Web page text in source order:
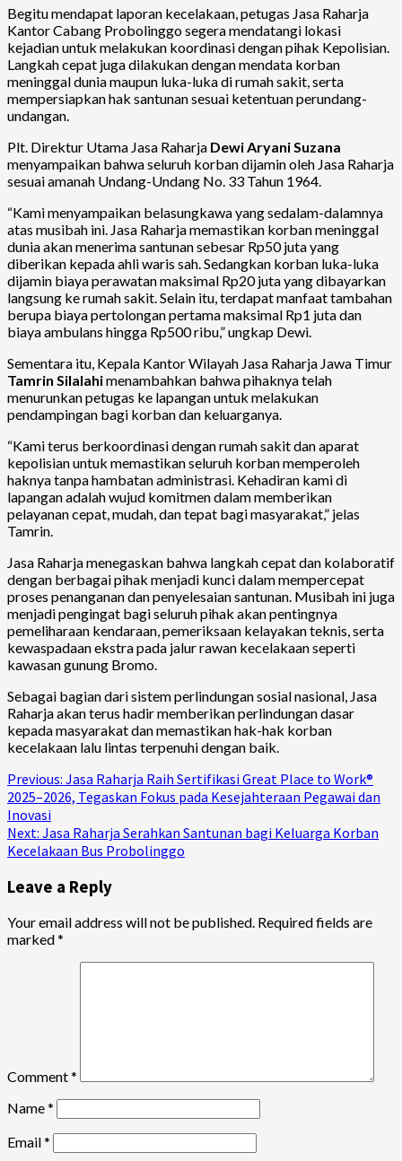
Begitu mendapat laporan kecelakaan, petugas Jasa Raharja
Kantor Cabang Probolinggo segera mendatangi lokasi
kejadian untuk melakukan koordinasi dengan pihak Kepolisian.
Langkah cepat juga dilakukan dengan mendata korban
meninggal dunia maupun luka-luka di rumah sakit, serta
mempersiapkan hak santunan sesuai ketentuan perundang-
undangan.
Plt. Direktur Utama Jasa Raharja Dewi Aryani Suzana
menyampaikan bahwa seluruh korban dijamin oleh Jasa Raharja
sesuai amanah Undang-Undang No. 33 Tahun 1964.
“Kami menyampaikan belasungkawa yang sedalam-dalamnya
atas musibah ini. Jasa Raharja memastikan korban meninggal
dunia akan menerima santunan sebesar Rp50 juta yang
diberikan kepada ahli waris sah. Sedangkan korban luka-luka
dijamin biaya perawatan maksimal Rp20 juta yang dibayarkan
langsung ke rumah sakit. Selain itu, terdapat manfaat tambahan
berupa biaya pertolongan pertama maksimal Rp1 juta dan
biaya ambulans hingga Rp500 ribu,” ungkap Dewi.
Sementara itu, Kepala Kantor Wilayah Jasa Raharja Jawa Timur
Tamrin Silalahimenambahkan bahwa pihaknya telah
menurunkan petugas ke lapangan untuk melakukan
pendampingan bagi korban dan keluarganya.
“Kami terus berkoordinasi dengan rumah sakit dan aparat
kepolisian untuk memastikan seluruh korban memperoleh
haknya tanpa hambatan administrasi. Kehadiran kami di
lapangan adalah wujud komitmen dalam memberikan
pelayanan cepat, mudah, dan tepat bagi masyarakat,” jelas
Tamrin.
Jasa Raharja menegaskan bahwa langkah cepat dan kolaboratif
dengan berbagai pihak menjadi kunci dalam mempercepat
proses penanganan dan penyelesaian santunan. Musibah ini juga
menjadi pengingat bagi seluruh pihak akan pentingnya
pemeliharaan kendaraan, pemeriksaan kelayakan teknis, serta
kewaspadaan ekstra pada jalur rawan kecelakaan seperti
kawasan gunung Bromo.
Sebagai bagian dari sistem perlindungan sosial nasional, Jasa
Raharja akan terus hadir memberikan perlindungan dasar
kepada masyarakat dan memastikan hak-hak korban
kecelakaan lalu lintas terpenuhi dengan baik.
Continue
Reading
Previous: Jasa Raharja Raih Sertifikasi Great Place to Work®
2025–2026, Tegaskan Fokus pada Kesejahteraan Pegawai dan
Inovasi
Next: Jasa Raharja Serahkan Santunan bagi Keluarga Korban
Kecelakaan Bus Probolinggo
Leave a Reply
Your email address will not be published. Required fields are
marked*
Comment*
Name*
Email*